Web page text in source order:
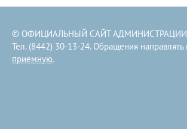
© ОФИЦИАЛЬНЫЙ САЙТ АДМИНИСТРАЦИИ
Тел. (8442) 30-13-24. Обращения направлять
приемную.